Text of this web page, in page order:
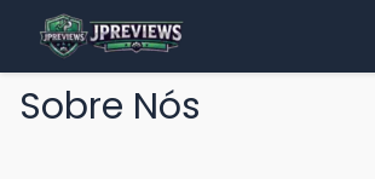
Sobre Nós